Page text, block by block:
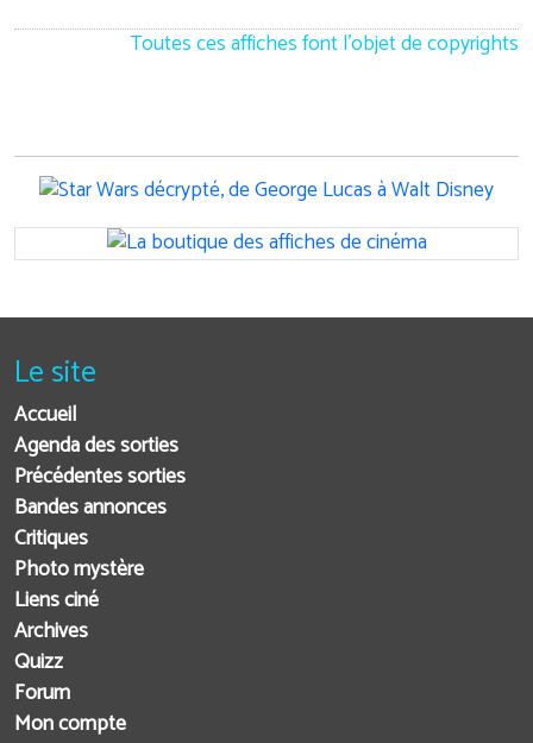
Toutes ces affiches font l'objet de copyrights
Le site
Accueil
Agenda des sorties
Précédentes sorties
Bandes annonces
Critiques
Photo mystère
Liens ciné
Archives
Quizz
Forum
Mon compte